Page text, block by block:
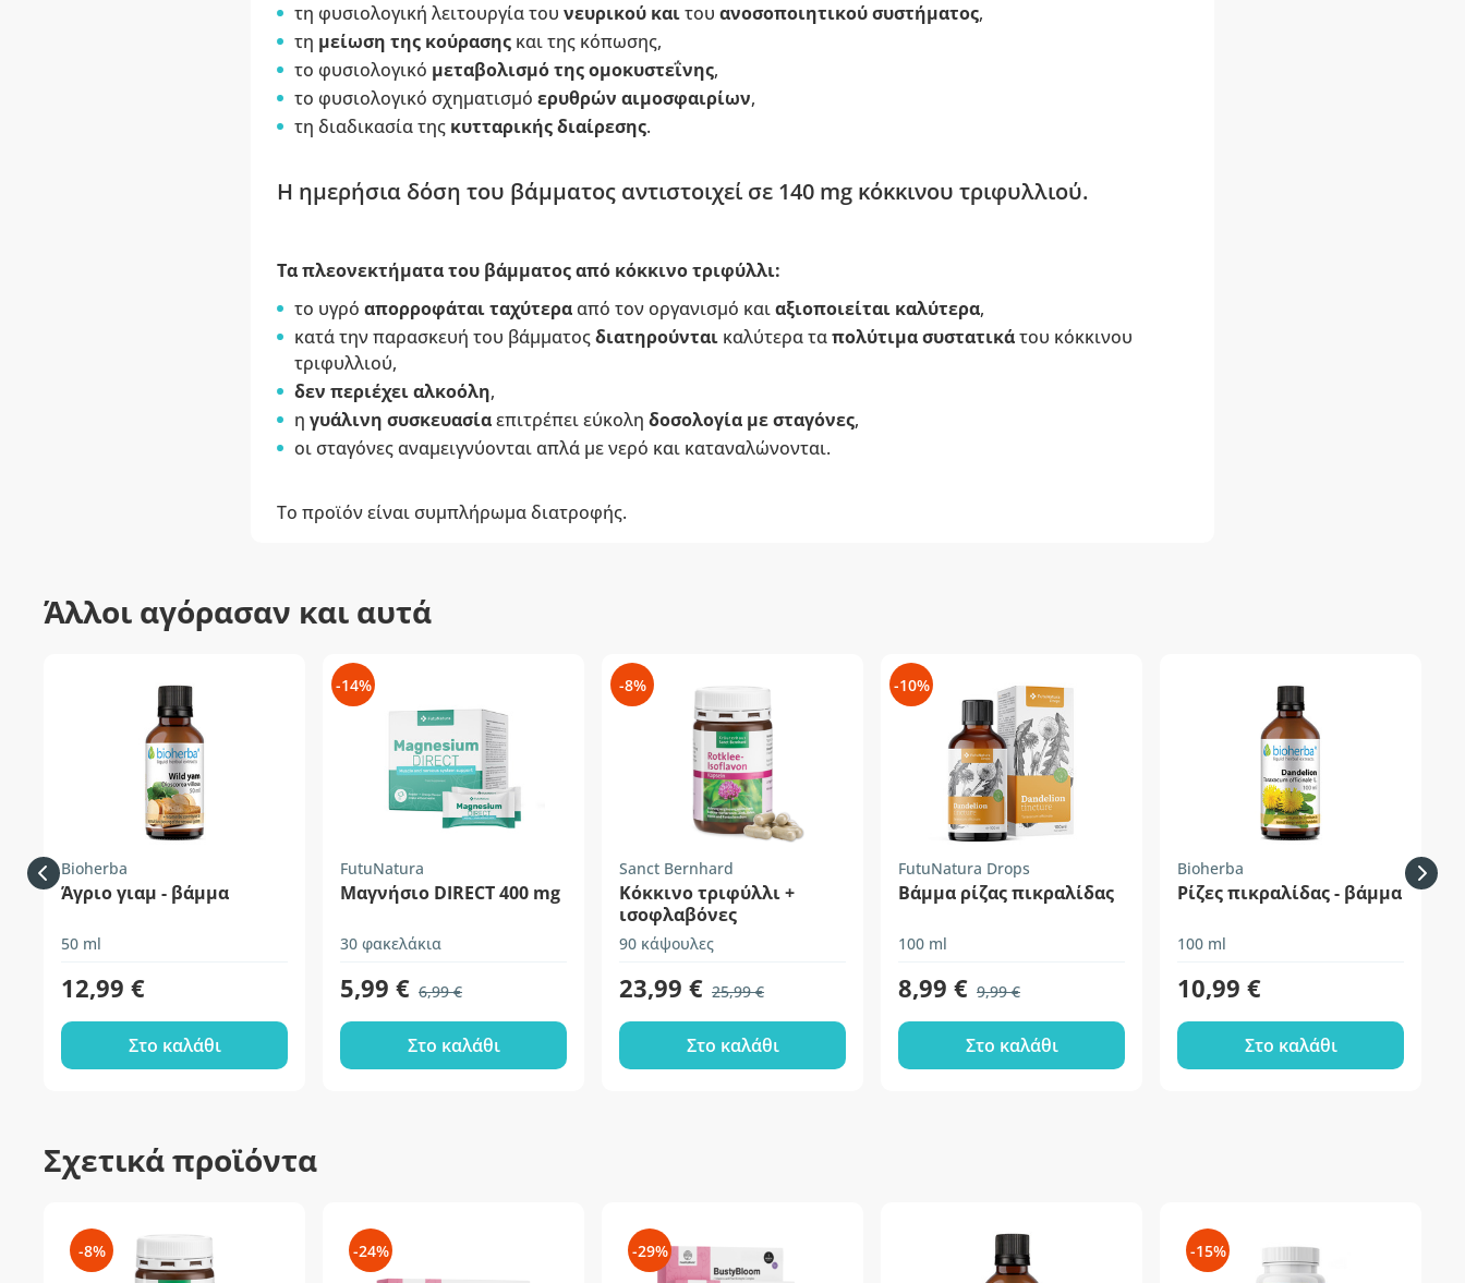
τη φυσιολογική λειτουργία του νευρικού καιτου ανοσοποιητικού συστήματος,
τη μείωση της κούρασηςκαι της κόπωσης,
το φυσιολογικό μεταβολισμό της ομοκυστεΐνης,
το φυσιολογικό σχηματισμό ερυθρών αιμοσφαιρίων,
τη διαδικασία της κυτταρικής διαίρεσης.
Η ημερήσια δόση του βάμματος αντιστοιχεί σε 140 mg κόκκινου τριφυλλιού.
Τα πλεονεκτήματα του βάμματος από κόκκινο τριφύλλι:
το υγρό απορροφάται ταχύτερααπό τον οργανισμό καιαξιοποιείται καλύτερα,
κατά την παρασκευή του βάμματοςδιατηρούνταικαλύτερα ταπολύτιμα συστατικάτου κόκκινου
τριφυλλιού,
δεν περιέχει αλκοόλη,
η γυάλινη συσκευασίαεπιτρέπει εύκολη δοσολογία με σταγόνες,
οι σταγόνες αναμειγνύονται απλά με νερό και καταναλώνονται.
Το προϊόν είναι συμπλήρωμα διατροφής.
Άλλοι αγόρασαν και αυτά
Bioherba
Άγριο γιαμ - βάμμα
50 ml
12,99 €
Στο καλάθι
-14%
FutuNatura
Μαγνήσιο DIRECT 400 mg
30 φακελάκια
5,99 € 6,99 €
Στο καλάθι
-8%
Sanct Bernhard
Κόκκινο τριφύλλι +
ισοφλαβόνες
90 κάψουλες
23,99 € 25,99 €
Στο καλάθι
-10%
FutuNatura Drops
Βάμμα ρίζας πικραλίδας
100 ml
8,99 € 9,99 €
Στο καλάθι
Bioherba
Ρίζες πικραλίδας - βάμμα
100 ml
10,99 €
Στο καλάθι
Σχετικά προϊόντα
-8% -24% -29% -15%